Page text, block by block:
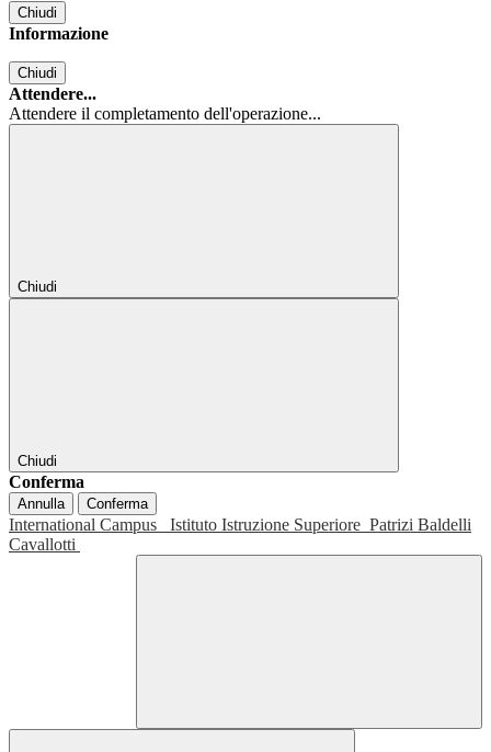
Chiudi
Informazione
Chiudi
Attendere...
Attendere il completamento dell'operazione...
Chiudi
Chiudi
Conferma
Annulla Conferma
International Campus Istituto Istruzione Superiore Patrizi Baldelli
Cavallotti